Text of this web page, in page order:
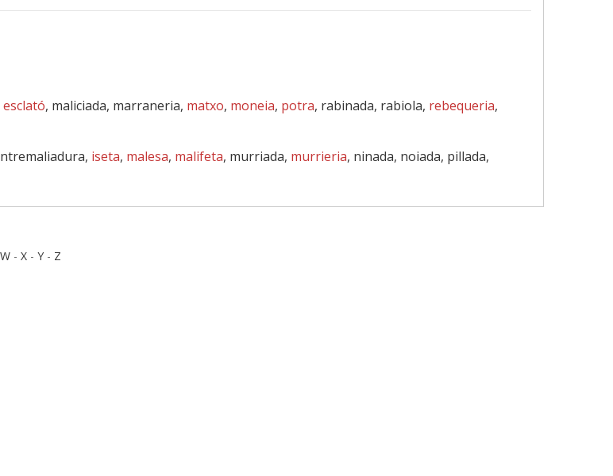
esclató, maliciada, marraneria, matxo, moneia, potra, rabinada, rabiola, rebequeria,
iseta, malesa, malifeta, murriada, murrieria, ninada, noiada, pillada,
W - X - Y - Z